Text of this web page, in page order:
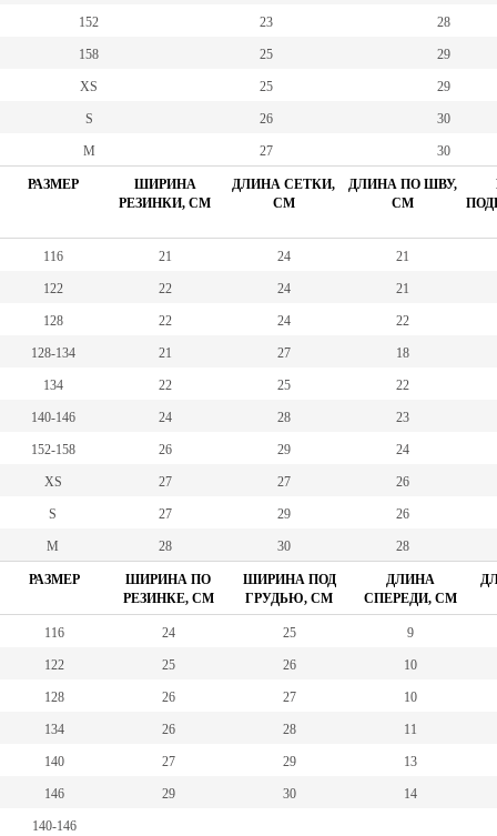
152 23 28
158 25 29
XS 25 29
S 26 30
M 27 30
РАЗМЕР
ШИРИНА
РЕЗИНКИ, СМ
ДЛИНА СЕТКИ,
СМ
ДЛИНА ПО ШВУ,
СМ
116 21 24 21
122 22 24 21
128 22 24 22
128-134 21 27 18
134 22 25 22
140-146 24 28 23
152-158 26 29 24
XS 27 27 26
S 27 29 26
M 28 30 28
РАЗМЕР
ШИРИНА ПО
РЕЗИНКЕ, СМ
ШИРИНА ПОД
ГРУДЬЮ, СМ
ДЛИНА
СПЕРЕДИ, СМ
116 24 25 9
122 25 26 10
128 26 27 10
134 26 28 11
140 27 29 13
146 29 30 14
140-146